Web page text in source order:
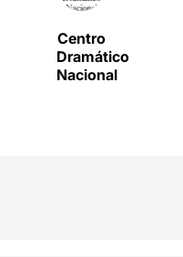
Centro
Dramático
Nacional